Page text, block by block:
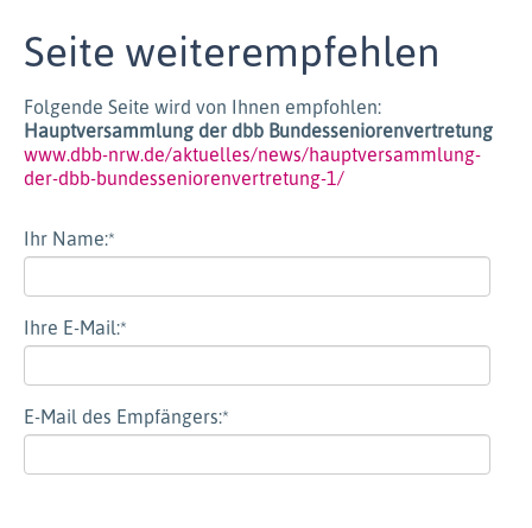
Seite weiterempfehlen
Folgende Seite wird von Ihnen empfohlen:
Hauptversammlung der dbb Bundesseniorenvertretung
www.dbb-nrw.de/aktuelles/news/hauptversammlung-
der-dbb-bundesseniorenvertretung-1/
Ihr Name:*
Ihre E-Mail:*
E-Mail des Empfängers:*